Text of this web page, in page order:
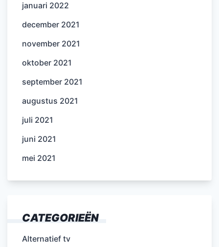
januari 2022
december 2021
november 2021
oktober 2021
september 2021
augustus 2021
juli 2021
juni 2021
mei 2021
CATEGORIEËN
Alternatief tv